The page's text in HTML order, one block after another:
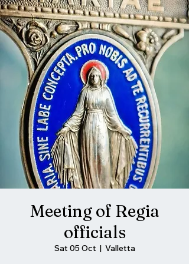
Meeting of Regia
officials
Sat 05 Oct
  |
Valletta